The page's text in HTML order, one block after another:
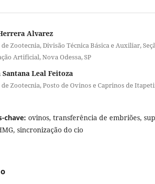
Alvarez
Zootecnia, Divisão Técnica Básica e Auxiliar,
Artificial, Nova Odessa, SP
Leal Feitoza
Zootecnia, Posto de Ovinos e Caprinos de
chave: ovinos, transferência de embriões,
sincronização do cio